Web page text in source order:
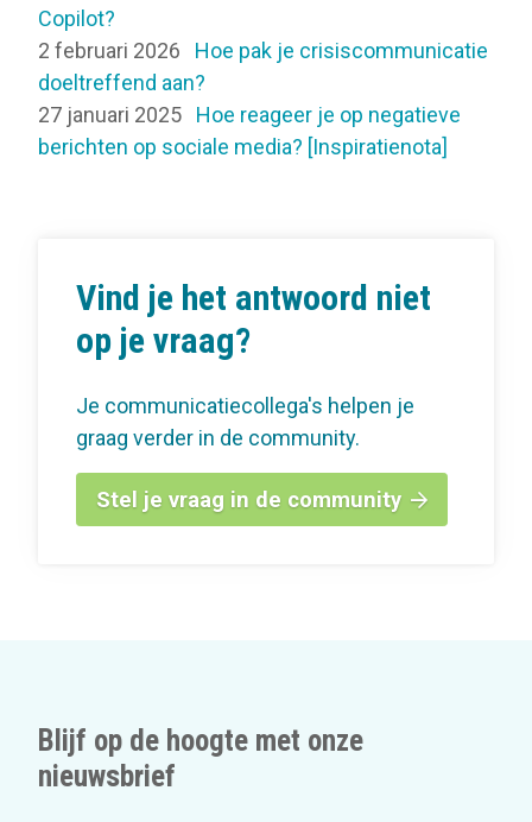
Copilot?
2 februari 2026
Hoe pak je crisiscommunicatie
doeltreffend aan?
27 januari 2025
Hoe reageer je op negatieve
berichten op sociale media? [Inspiratienota]
Vind je het antwoord niet
op je vraag?
Je communicatiecollega's helpen je
graag verder in de community.
Stel je vraag in de community
Blijf op de hoogte met onze
nieuwsbrief